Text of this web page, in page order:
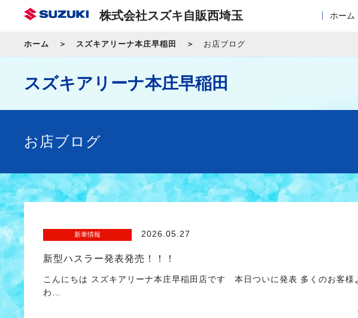
株式会社スズキ自販西埼玉 ホーム
ホーム スズキアリーナ本庄早稲田 お店ブログ
スズキアリーナ本庄早稲田
お店ブログ
新車情報 2026.05.27
新型ハスラー発表発売！！！
こんにちは スズキアリーナ本庄早稲田店です 本日ついに発表 多くのお客様
わ…